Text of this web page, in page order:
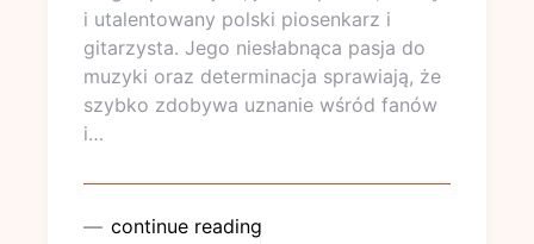
i utalentowany polski piosenkarz i
gitarzysta. Jego niesłabnąca pasja do
muzyki oraz determinacja sprawiają, że
szybko zdobywa uznanie wśród fanów
i…
continue reading